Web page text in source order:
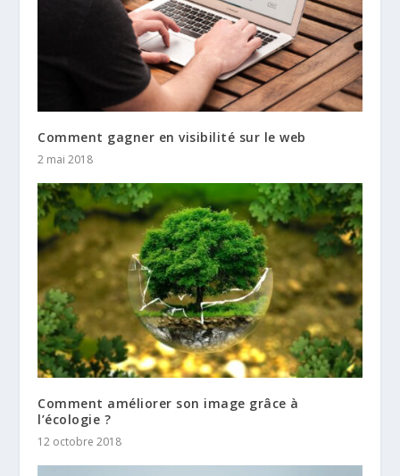
Comment gagner en visibilité sur le web
2 mai 2018
Comment améliorer son image grâce à
l’écologie ?
12 octobre 2018